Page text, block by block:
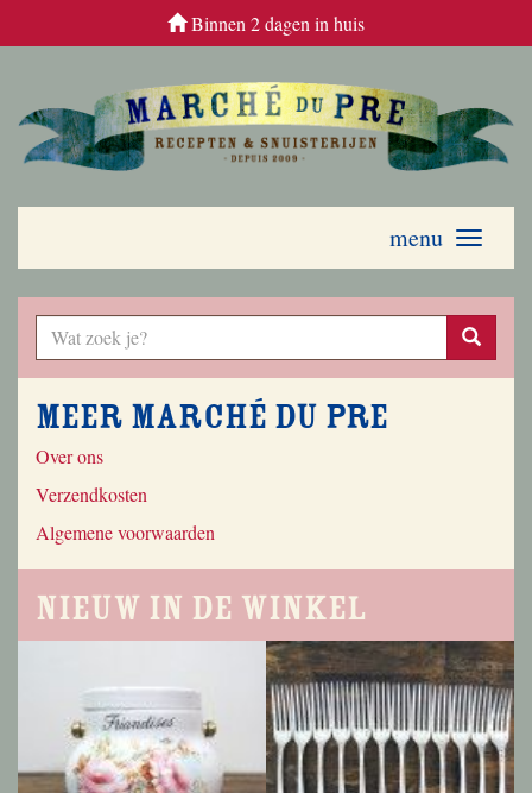
Binnen 2 dagen in huis
Toggle
menu
Meer Marché du Pre
Over ons
Verzendkosten
Algemene voorwaarden
Nieuw in de winkel